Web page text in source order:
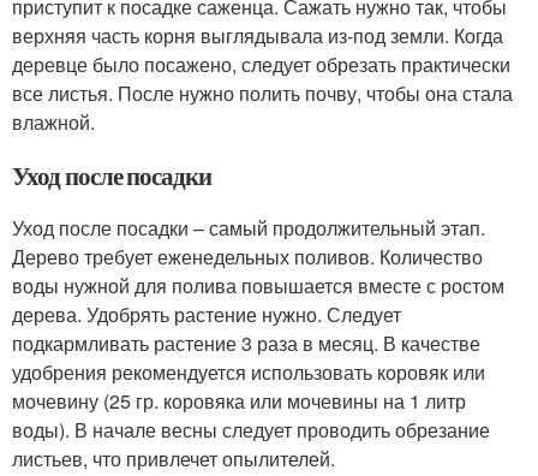
приступит к посадке саженца. Сажать нужно так, чтобы
верхняя часть корня выглядывала из-под земли. Когда
деревце было посажено, следует обрезать практически
все листья. После нужно полить почву, чтобы она стала
влажной.
Уход после посадки
Уход после посадки – самый продолжительный этап.
Дерево требует еженедельных поливов. Количество
воды нужной для полива повышается вместе с ростом
дерева. Удобрять растение нужно. Следует
подкармливать растение 3 раза в месяц. В качестве
удобрения рекомендуется использовать коровяк или
мочевину (25 гр. коровяка или мочевины на 1 литр
воды). В начале весны следует проводить обрезание
листьев, что привлечет опылителей.